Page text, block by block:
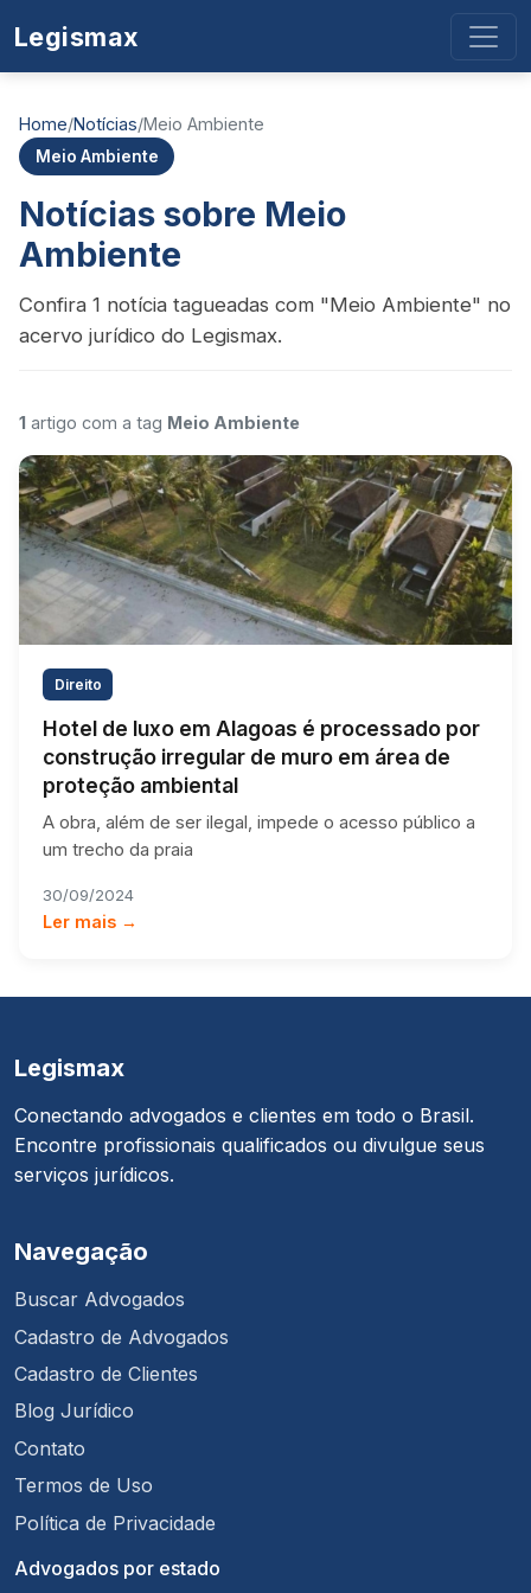
Legismax
Home/Notícias/Meio Ambiente
Meio Ambiente
Notícias sobre Meio
Ambiente
Confira 1 notícia tagueadas com "Meio Ambiente" no
acervo jurídico do Legismax.
1 artigo com a tag Meio Ambiente
Direito
Hotel de luxo em Alagoas é processado por
construção irregular de muro em área de
proteção ambiental
A obra, além de ser ilegal, impede o acesso público a
um trecho da praia
30/09/2024
Ler mais →
Legismax
Conectando advogados e clientes em todo o Brasil.
Encontre profissionais qualificados ou divulgue seus
serviços jurídicos.
Navegação
Buscar Advogados
Cadastro de Advogados
Cadastro de Clientes
Blog Jurídico
Contato
Termos de Uso
Política de Privacidade
Advogados por estado